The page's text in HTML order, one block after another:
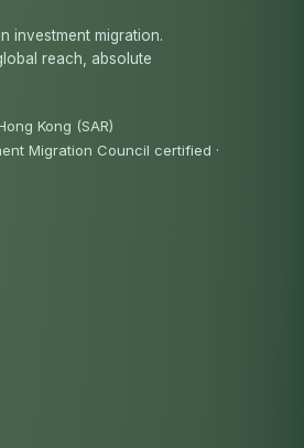
investment migration.
reach, absolute
Kong (SAR)
Migration Council certified ·